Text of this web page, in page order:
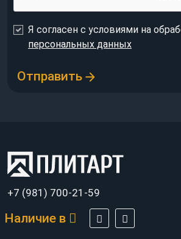
Я согласен с условиями на
персональных данных
Отправить
+7 (981) 700-21-59
Наличие в